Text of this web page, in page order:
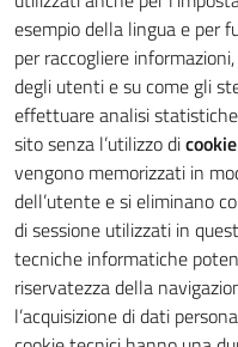
esempio della lingua e per
per raccogliere
degli utenti e su come gli
effettuare analisi
sito senza l’utilizzo di
vengono memorizzati in
dell’utente e si eliminano
di sessione utilizzati in
tecniche informatiche
riservatezza della
l’acquisizione di dati